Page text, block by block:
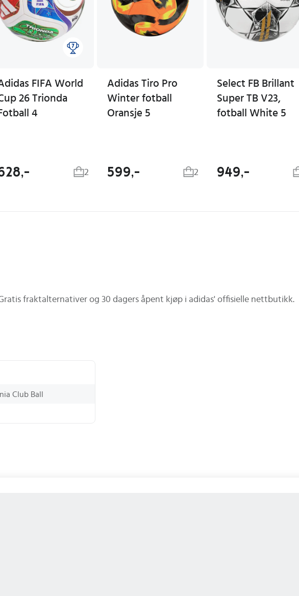
FIFA World
26 Trionda
4
2
Adidas Tiro Pro
Winter fotball
Oransje 5
599,- 2
Select FB Brillant
Super TB V23,
fotball White 5
949,-
fraktalternativer og 30 dagers åpent kjøp i adidas' offisielle nettbutikk.
Club Ball